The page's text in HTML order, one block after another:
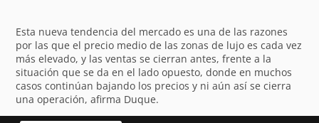
Esta nueva tendencia del mercado es una de las razones
por las que el precio medio de las zonas de lujo es cada vez
más elevado, y las ventas se cierran antes, frente a la
situación que se da en el lado opuesto, donde en muchos
casos continúan bajando los precios y ni aún así se cierra
una operación, afirma Duque.